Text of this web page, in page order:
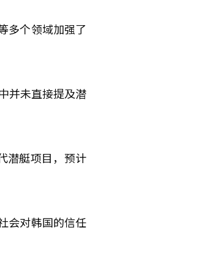
多个领域加强了
并未直接提及潜
潜艇项目，预计
会对韩国的信任